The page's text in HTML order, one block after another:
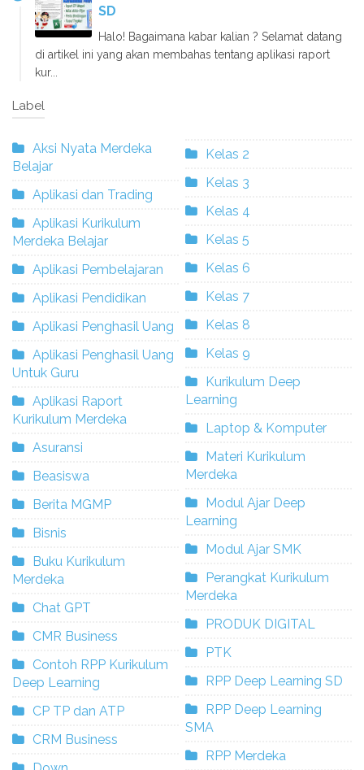
SD
Halo! Bagaimana kabar kalian ? Selamat datang
di artikel ini yang akan membahas tentang aplikasi raport
kur...
Label
Aksi Nyata Merdeka
Belajar
Aplikasi dan Trading
Aplikasi Kurikulum
Merdeka Belajar
Aplikasi Pembelajaran
Aplikasi Pendidikan
Aplikasi Penghasil Uang
Aplikasi Penghasil Uang
Untuk Guru
Aplikasi Raport
Kurikulum Merdeka
Asuransi
Beasiswa
Berita MGMP
Bisnis
Buku Kurikulum
Merdeka
Chat GPT
CMR Business
Contoh RPP Kurikulum
Deep Learning
CP TP dan ATP
CRM Business
Kelas 2
Kelas 3
Kelas 4
Kelas 5
Kelas 6
Kelas 7
Kelas 8
Kelas 9
Kurikulum Deep
Learning
Laptop & Komputer
Materi Kurikulum
Merdeka
Modul Ajar Deep
Learning
Modul Ajar SMK
Perangkat Kurikulum
Merdeka
PRODUK DIGITAL
PTK
RPP Deep Learning SD
RPP Deep Learning
SMA
RPP Merdeka